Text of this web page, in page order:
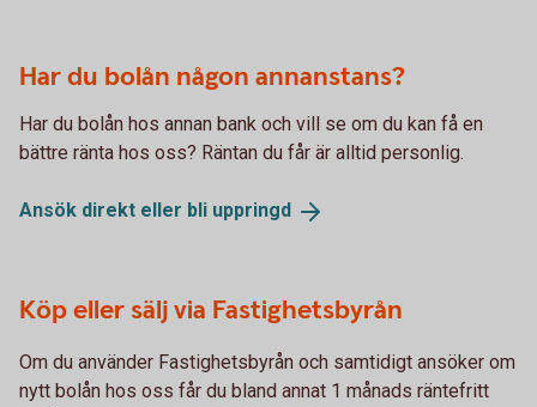
Har du bolån någon annanstans?
Har du bolån hos annan bank och vill se om du kan få en
bättre ränta hos oss? Räntan du får är alltid personlig.
Ansök direkt eller bli uppringd
Köp eller sälj via Fastighetsbyrån
Om du använder Fastighetsbyrån och samtidigt ansöker om
nytt bolån hos oss får du bland annat 1 månads räntefritt